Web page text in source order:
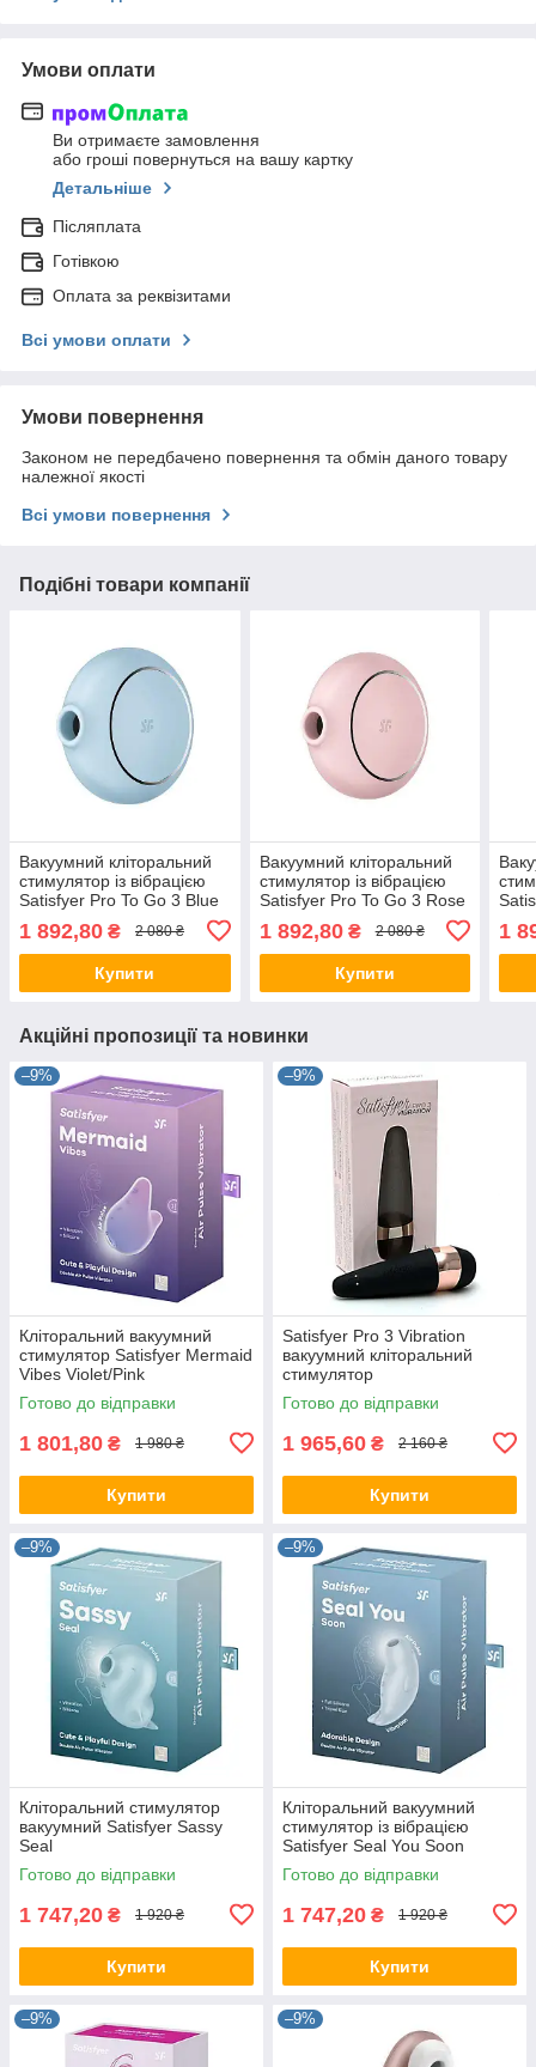
Умови оплати
Ви отримаєте замовлення
або гроші повернуться на вашу картку
Детальніше
Післяплата
Готівкою
Оплата за реквізитами
Всі умови оплати
Умови повернення
Законом не передбачено повернення та обмін даного товару
належної якості
Всі умови повернення
Подібні товари компанії
Вакуумний кліторальний
стимулятор із вібрацією
Satisfyer Pro To Go 3 Blue
1 892,80 ₴ 2 080 ₴
Купити
Вакуумний кліторальний
стимулятор із вібрацією
Satisfyer Pro To Go 3 Rose
1 892,80₴ 2 080 ₴
Купити
1
Акційні пропозиції та новинки
–9%
Кліторальний вакуумний
стимулятор Satisfyer Mermaid
Vibes Violet/Pink
Готово до відправки
1 801,80 ₴ 1 980 ₴
Купити
–9%
Satisfyer Pro 3 Vibration
вакуумний кліторальний
стимулятор
Готово до відправки
1 965,60 ₴ 2 160 ₴
Купити
–9%
Кліторальний стимулятор
вакуумний Satisfyer Sassy
Seal
Готово до відправки
1 747,20 ₴ 1 920 ₴
Купити
–9%
Кліторальний вакуумний
стимулятор із вібрацією
Satisfyer Seal You Soon
Готово до відправки
1 747,20 ₴ 1 920 ₴
Купити
–9% –9%